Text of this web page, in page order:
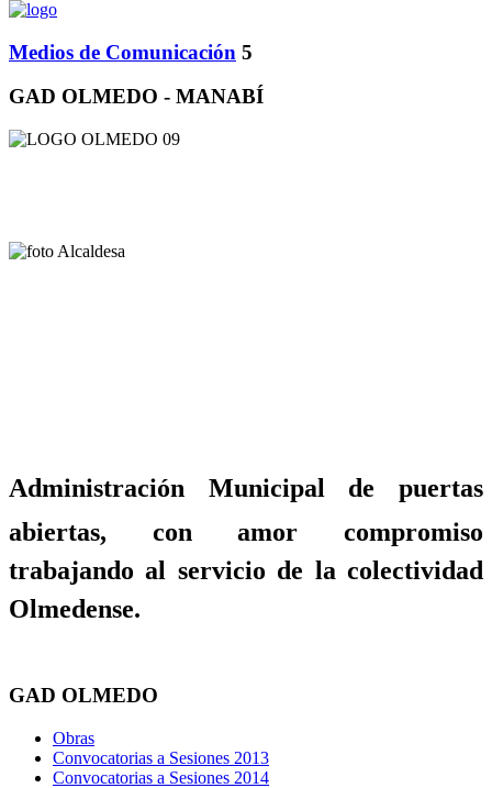
Medios de Comunicación 5
GAD OLMEDO - MANABÍ
Administración Municipal de puertas
abiertas, con amor compromiso
trabajando al servicio de la colectividad
Olmedense.
GAD OLMEDO
Obras
Convocatorias a Sesiones 2013
Convocatorias a Sesiones 2014